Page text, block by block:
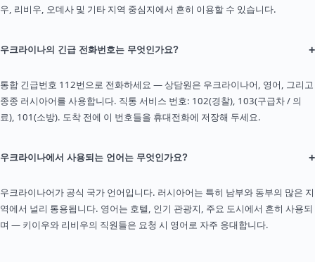
우, 리비우, 오데사 및 기타 지역 중심지에서 흔히 이용할 수 있습니다.
우크라이나의 긴급 전화번호는 무엇인가요? +
통합 긴급번호 112번으로 전화하세요 — 상담원은 우크라이나어, 영어, 그리고
종종 러시아어를 사용합니다. 직통 서비스 번호: 102(경찰), 103(구급차 / 의
료), 101(소방). 도착 전에 이 번호들을 휴대전화에 저장해 두세요.
우크라이나에서 사용되는 언어는 무엇인가요? +
우크라이나어가 공식 국가 언어입니다. 러시아어는 특히 남부와 동부의 많은 지
역에서 널리 통용됩니다. 영어는 호텔, 인기 관광지, 주요 도시에서 흔히 사용되
며 — 키이우와 리비우의 직원들은 요청 시 영어로 자주 응대합니다.